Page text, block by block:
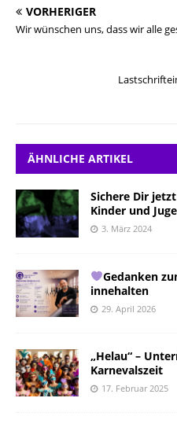
VORHERIGER
Wir wünschen uns, dass wir alle
ÄHNLICHE ARTIKEL
Sichere Dir
Kinder und
3. März 2024
Gedanken
innehalten
29. April 2026
„Helau“ –
Karnevalszeit
17. Februar 2025